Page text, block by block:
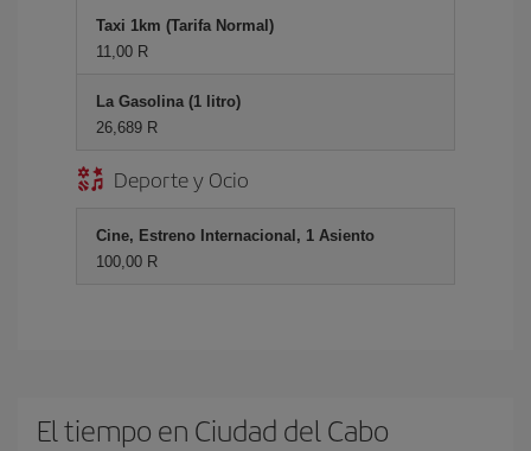
Taxi 1km (Tarifa Normal)
11,00 R
La Gasolina (1 litro)
26,689 R
Deporte y Ocio
Cine, Estreno Internacional, 1 Asiento
100,00 R
El tiempo en Ciudad del Cabo